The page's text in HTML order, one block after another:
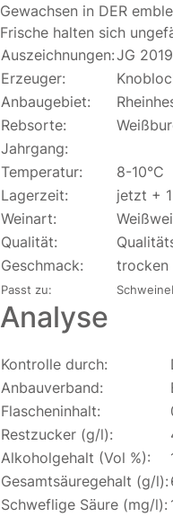
Gewachsen in DER
Frische halten sich
Auszeichnungen:JG
Erzeuger:
Anbaugebiet:
Rebsorte:
Jahrgang:
Temperatur:
8-10°C
Lagerzeit:
jetzt +
Weinart:
Qualität:
Geschmack:
trocken
Passt zu:
Analyse
Kontrolle durch:
Anbauverband:
Flascheninhalt:
Restzucker (g/l):
Alkoholgehalt (Vol %):
Gesamtsäuregehalt (g/l):
Schweflige Säure (mg/l):